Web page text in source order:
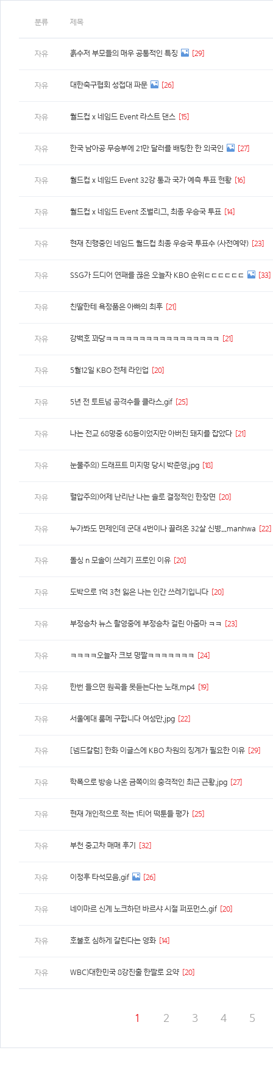
분류 제목
자유 흙수저 부모들의 매우 공통적인 특징 [29]
자유 대한축구협회 성접대 파문 [26]
자유 월드컵 x 네임드 Event 라스트 댄스 [15]
자유 한국 남아공 무승부에 21만 달러를 배팅한 한 외국인 [27]
자유 월드컵 x 네임드 Event 32강 통과 국가 예측 투표 현황 [16]
자유 월드컵 x 네임드 Event 조별리그, 최종 우승국 투표 [14]
자유 현재 진행중인 네임드 월드컵 최종 우승국 투표수 (사전예약) [23]
자유 SSG가 드디어 연패를 끊은 오늘자 KBO 순위ㄷㄷㄷㄷㄷㄷ [33]
자유 친딸한테 욕정품은 아빠의 최후 [21]
자유 강백호 꽈당ㅋㅋㅋㅋㅋㅋㅋㅋㅋㅋㅋㅋㅋㅋㅋㅋㅋ [21]
자유 5월12일 KBO 전체 라인업 [20]
자유 5년 전 토트넘 공격수들 클라스.gif [25]
자유 나는 전교 68명중 68등이었지만 아버진 돼지를 잡았다 [21]
자유 눈물주의) 드래프트 미지명 당시 박준영.jpg [18]
자유 혈압주의)어제 난리난 나는 솔로 결정적인 한장면 [20]
자유 누가봐도 면제인데 군대 4번이나 끌려온 32살 신병...manhwa [22]
자유 돌싱 n 모솔이 쓰레기 프로인 이유 [20]
자유 도박으로 1억 3천 잃은 나는 인간 쓰레기입니다 [20]
자유 부정승차 뉴스 촬영중에 부정승차 걸린 아줌마 ㅋㅋ [23]
자유 ㅋㅋㅋㅋ오늘자 크보 명짤ㅋㅋㅋㅋㅋㅋㅋ [24]
자유 한번 들으면 원곡을 못듣는다는 노래.mp4 [19]
자유 서울예대 룸메 구합니다 여성만.jpg [22]
자유 [넴드칼럼] 한화 이글스에 KBO 차원의 징계가 필요한 이유 [29]
자유 학폭으로 방송 나온 금쪽이의 충격적인 최근 근황.jpg [27]
자유 현재 개인적으로 적는 1티어 떡툰들 평가 [25]
자유 부천 중고차 매매 후기 [32]
자유 이정후 타석모음.gif [26]
자유 네이마르 신계 노크하던 바르샤 시절 퍼포먼스.gif [20]
자유 호불호 심하게 갈린다는 영화 [14]
자유 WBC)대한민국 8강진출 한짤로 요약 [20]
1 2 3 4 5